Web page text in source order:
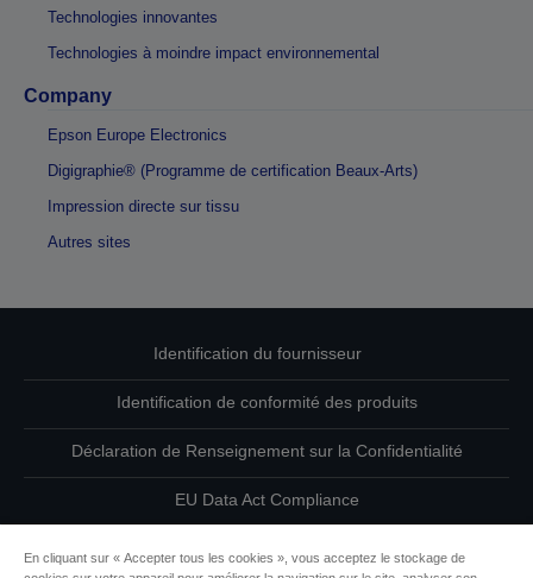
Technologies innovantes
Technologies à moindre impact environnemental
Company
Epson Europe Electronics
Digigraphie® (Programme de certification Beaux-Arts)
Impression directe sur tissu
Autres sites
Identification du fournisseur
Identification de conformité des produits
Déclaration de Renseignement sur la Confidentialité
EU Data Act Compliance
En cliquant sur « Accepter tous les cookies », vous acceptez le stockage de